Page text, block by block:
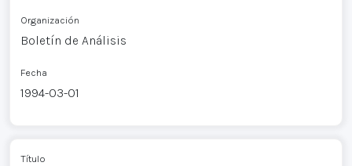
Organización
Boletín de Análisis
Fecha
1994-03-01
Título